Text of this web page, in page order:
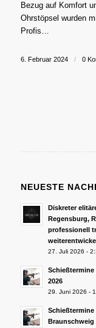
Bezug auf Komfort
Ohrstöpsel wurden
Profis…
6. Februar 2024 / 0
NEUESTE
Diskreter
Regensburg,
professionell
27. Juli 2026 -
2026
29. Juni 2026 -
Braunschweig